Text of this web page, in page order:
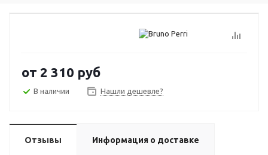
от 2 310 руб
В наличии Нашли дешевле?
Отзывы Информация о доставке